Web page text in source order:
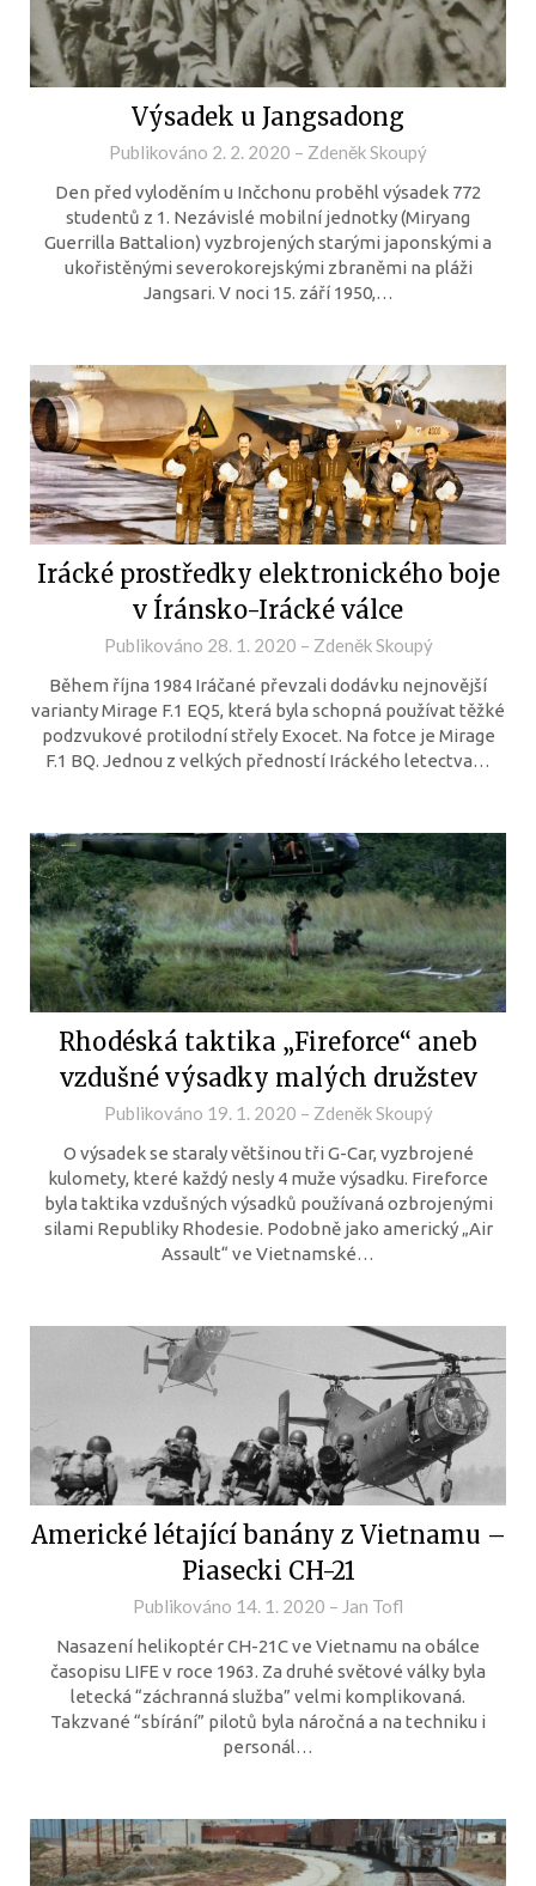
Výsadek u Jangsadong
Publikováno 2. 2. 2020 – Zdeněk Skoupý
Den před vyloděním u Inčchonu proběhl výsadek 772
studentů z 1. Nezávislé mobilní jednotky (Miryang
Guerrilla Battalion) vyzbrojených starými japonskými a
ukořistěnými severokorejskými zbraněmi na pláži
Jangsari. V noci 15. září 1950,…
Irácké prostředky elektronického boje
v Íránsko-Irácké válce
Publikováno 28. 1. 2020 – Zdeněk Skoupý
Během října 1984 Iráčané převzali dodávku nejnovější
varianty Mirage F.1 EQ5, která byla schopná používat těžké
podzvukové protilodní střely Exocet. Na fotce je Mirage
F.1 BQ. Jednou z velkých předností Iráckého letectva…
Rhodéská taktika „Fireforce“ aneb
vzdušné výsadky malých družstev
Publikováno 19. 1. 2020 – Zdeněk Skoupý
O výsadek se staraly většinou tři G-Car, vyzbrojené
kulomety, které každý nesly 4 muže výsadku. Fireforce
byla taktika vzdušných výsadků používaná ozbrojenými
silami Republiky Rhodesie. Podobně jako americký „Air
Assault“ ve Vietnamské…
Americké létající banány z Vietnamu –
Piasecki CH-21
Publikováno 14. 1. 2020 – Jan Tofl
Nasazení helikoptér CH-21C ve Vietnamu na obálce
časopisu LIFE v roce 1963. Za druhé světové války byla
letecká “záchranná služba” velmi komplikovaná.
Takzvané “sbírání” pilotů byla náročná a na techniku i
personál…